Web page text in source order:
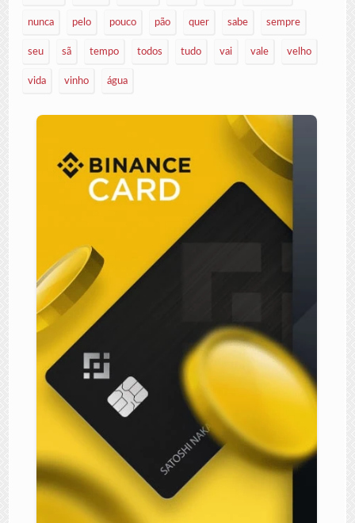
nunca pelo pouco pão quer sabe sempre
seu sã tempo todos tudo vai vale velho
vida vinho água